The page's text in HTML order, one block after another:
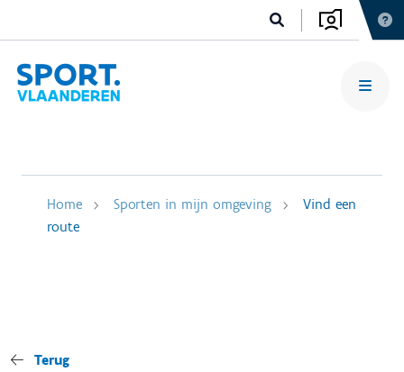
Home Sporten in mijn omgeving
Vind een
route
Terug